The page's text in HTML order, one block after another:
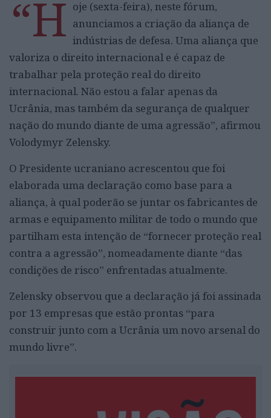
“H oje (sexta-feira), neste fórum,
anunciamos a criação da aliança de
indústrias de defesa. Uma aliança que
valoriza o direito internacional e é capaz de
trabalhar pela proteção real do direito
internacional. Não estou a falar apenas da
Ucrânia, mas também da segurança de qualquer
nação do mundo diante de uma agressão”, afirmou
Volodymyr Zelensky.
O Presidente ucraniano acrescentou que foi
elaborada uma declaração como base para a
aliança, à qual poderão se juntar os fabricantes de
armas e equipamento militar de todo o mundo que
partilham esta intenção de “fornecer proteção real
contra a agressão”, nomeadamente diante “das
condições de risco” enfrentadas atualmente.
Zelensky observou que a declaração já foi assinada
por 13 empresas que estão prontas “para
construir junto com a Ucrânia um novo arsenal do
mundo livre”.